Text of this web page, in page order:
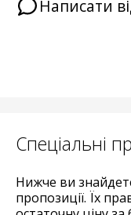
Написати
Спеціальні
Нижче ви
пропозиції. Їх